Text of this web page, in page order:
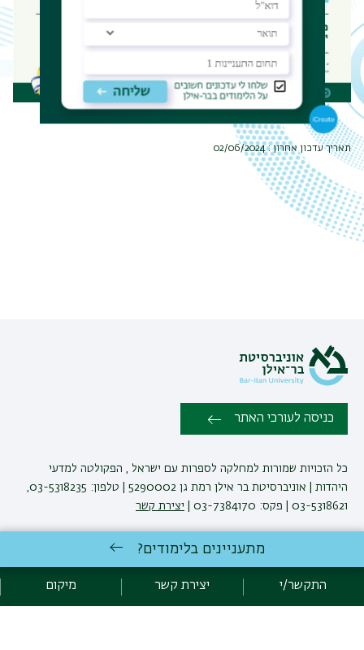
תאריך עדכון אחרון : 02/06/2024
כניסה לעורכי האתר
כל הזכויות שמורות למחלקה לספרות עם ישראל , הפקולטה למדעי
03-5318621 | פקס: 03-7384170 |
יצירת קשר
אגף תקשוב, אוניברסיטת בר-אילן
אקדימה בר-אילן
מתעניינים בלימודים?
התקשר/י יצירת קשר מיקום